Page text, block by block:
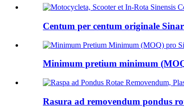
Centum per centum originale
Minimum pretium minimum
Rasura ad removendum pondus